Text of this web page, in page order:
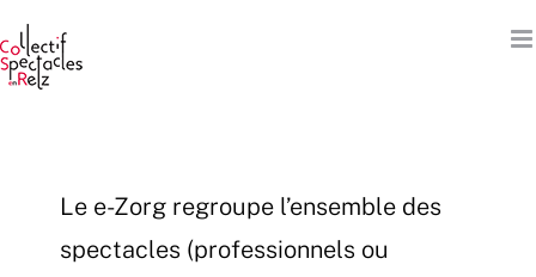
au
contenu
Le e-Zorg regroupe l’ensemble des
spectacles (professionnels ou